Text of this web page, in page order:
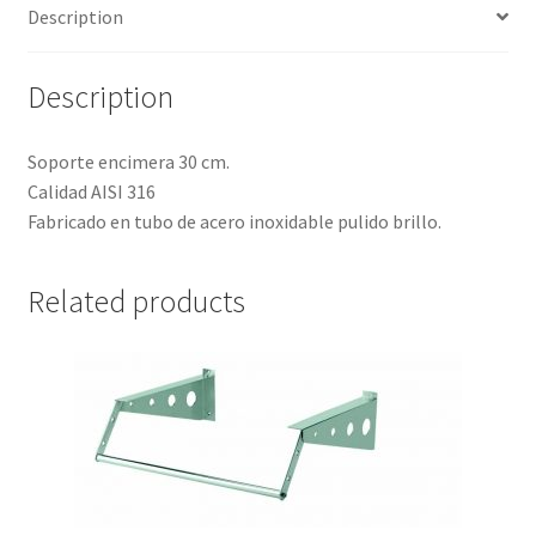
Description
Description
Soporte encimera 30 cm.
Calidad AISI 316
Fabricado en tubo de acero inoxidable pulido brillo.
Related products